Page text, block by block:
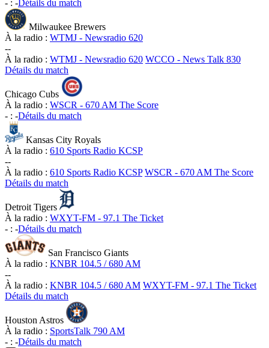
- : - Détails du match
Milwaukee Brewers
À la radio : WTMJ - Newsradio 620
--
À la radio : WTMJ - Newsradio 620 WCCO - News Talk 830
Détails du match
Chicago Cubs
À la radio : WSCR - 670 AM The Score
- : -Détails du match
Kansas City Royals
À la radio : 610 Sports Radio KCSP
--
À la radio : 610 Sports Radio KCSP WSCR - 670 AM The Score
Détails du match
Detroit Tigers
À la radio : WXYT-FM - 97.1 The Ticket
- : -Détails du match
San Francisco Giants
À la radio : KNBR 104.5 / 680 AM
--
À la radio : KNBR 104.5 / 680 AM WXYT-FM - 97.1 The Ticket
Détails du match
Houston Astros
À la radio : SportsTalk 790 AM
- : -Détails du match